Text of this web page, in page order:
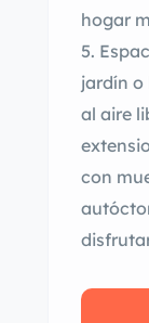
hogar
jardín o
al aire
con